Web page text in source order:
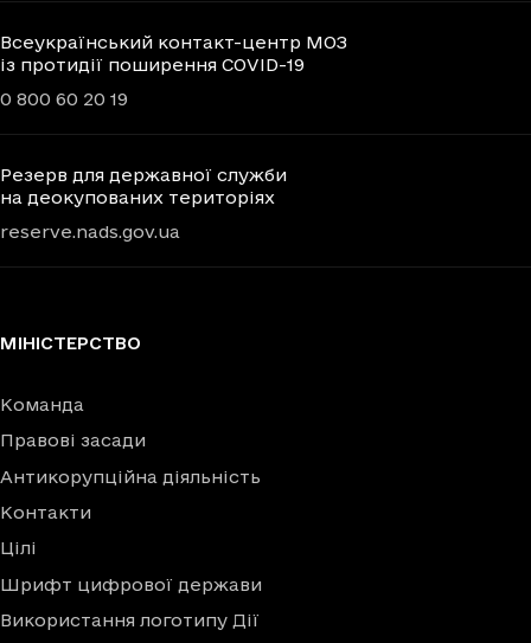
Всеукраїнський контакт-центр МОЗ
із протидії поширення COVID-19
0 800 60 20 19
Резерв для державної служби
на деокупованих територіях
reserve.nads.gov.ua
МІНІСТЕРСТВО
Команда
Правові засади
Антикорупційна діяльність
Контакти
Цілі
Шрифт цифрової держави
Використання логотипу Дії